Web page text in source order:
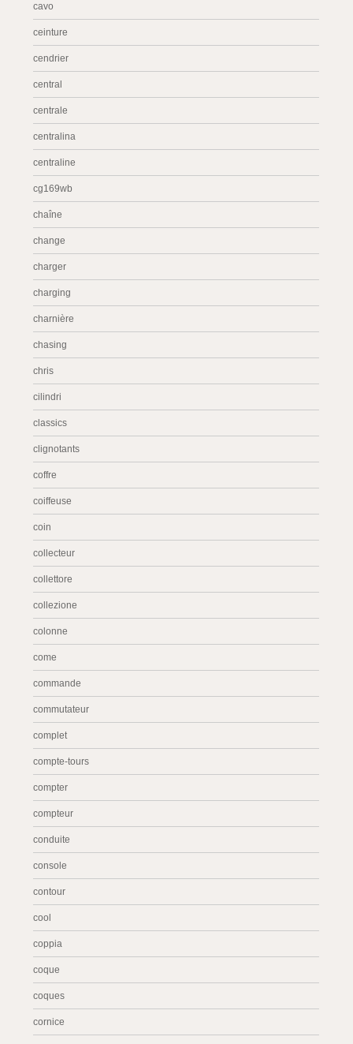
cavo
ceinture
cendrier
central
centrale
centralina
centraline
cg169wb
chaîne
change
charger
charging
charnière
chasing
chris
cilindri
classics
clignotants
coffre
coiffeuse
coin
collecteur
collettore
collezione
colonne
come
commande
commutateur
complet
compte-tours
compter
compteur
conduite
console
contour
cool
coppia
coque
coques
cornice